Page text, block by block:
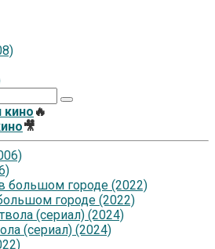
🔥
🎥
городе (2022)
(сериал) (2024)